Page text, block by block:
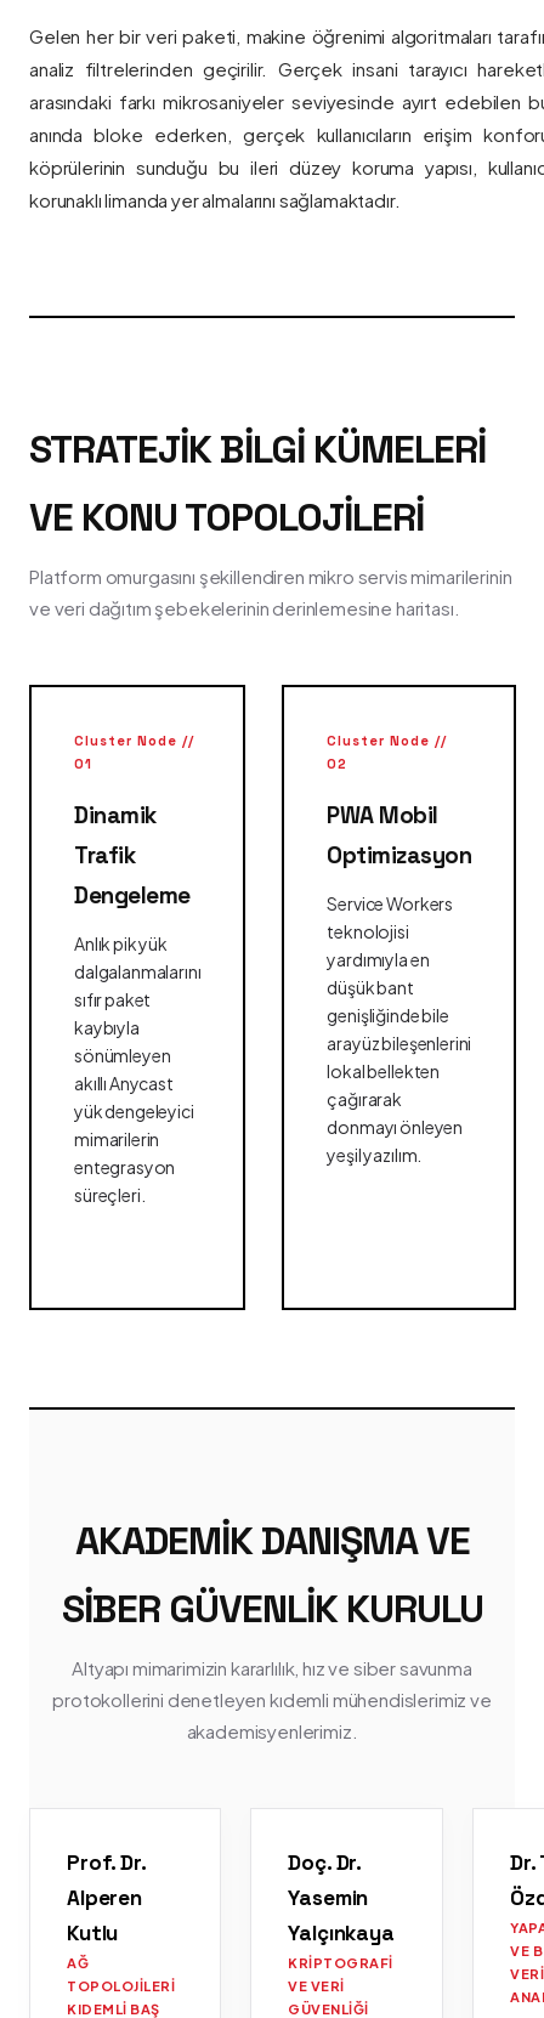
Gelen her bir veri paketi, makine öğrenimi algoritmaları
analiz filtrelerinden geçirilir. Gerçek insani tarayıcı
arasındaki farkı mikrosaniyeler seviyesinde ayırt edebilen
anında bloke ederken, gerçek kullanıcıların erişim
köprülerinin sunduğu bu ileri düzey koruma yapısı,
korunaklı limanda yer almalarını sağlamaktadır.
STRATEJIK BILGI KÜMELERI
VE KONU TOPOLOJILERI
Platform omurgasını şekillendiren mikro servis mimarilerinin
ve veri dağıtım şebekelerinin derinlemesine haritası.
Cluster Node //
01
Dinamik
Trafik
Dengeleme
Anlık pik yük
dalgalanmalarını
sıfır paket
kaybıyla
sönümleyen
akıllı Anycast
yük dengeleyici
mimarilerin
entegrasyon
süreçleri.
Cluster Node //
02
PWA Mobil
Optimizasyon
Service Workers
teknolojisi
yardımıyla en
düşük bant
genişliğinde bile
arayüz bileşenlerini
lokal bellekten
çağırarak
donmayı önleyen
yeşil yazılım.
AKADEMIK DANIŞMA VE
SIBER GÜVENLIK KURULU
Altyapı mimarimizin kararlılık, hız ve siber savunma
protokollerini denetleyen kıdemli mühendislerimiz ve
akademisyenlerimiz.
Prof. Dr.
Alperen
Kutlu
AĞ
TOPOLOJILERI
KIDEMLI BAŞ
Doç. Dr.
Yasemin
Yalçınkaya
KRIPTOGRAFI
VE VERI
GÜVENLIĞI
Dr.
VE
VERI